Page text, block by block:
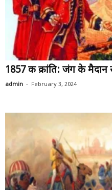
1857 की क्रांति: जंग के
admin - February 3, 2024